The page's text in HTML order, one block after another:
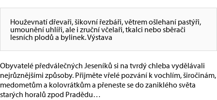
Houževnatí dřevaři, šikovní řezbáři, větrem ošlehaní pastýři,
umounění uhlíři, ale i zruční včelaři, tkalci nebo sběrači
lesních plodů a bylinek. Výstava
Obyvatelé předválečných Jeseníků si na tvrdý chleba vydělávali
nejrůznějšími způsoby. Přijměte vřelé pozvání k vochlím, širočinám,
medometům a kolovrátkům a přeneste se do zaniklého světa
starých horalů zpod Pradědu…